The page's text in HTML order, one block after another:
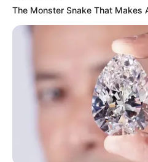
ดูดวงปี 2556 ดูดวง 12
The Monster Snake That Makes